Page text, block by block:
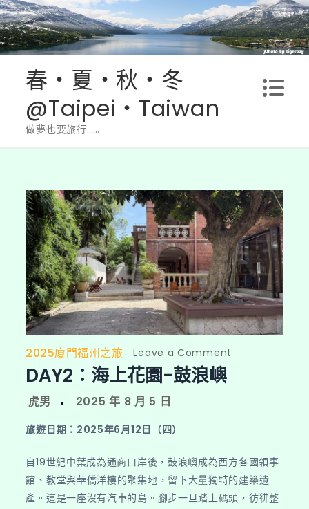
Skip
to
content
春‧夏‧秋‧冬
@Taipei‧Taiwan
做夢也要旅行……
2025廈門福州之旅 Leave a Comment
鼓
浪
嶼
DAY2：海上花園-鼓浪嶼
旅遊日期：2025年6月12日（四）
自19世紀中葉成為通商口岸後，鼓浪嶼成為西方各國領事
館、教堂與華僑洋樓的聚集地，留下大量獨特的建築遺
產。這是一座沒有汽車的島。腳步一旦踏上碼頭，彷彿整